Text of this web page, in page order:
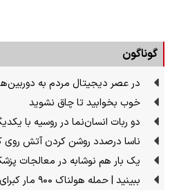
گوناگون
در عصر دیجیتال مردم به
خوب بخوابید تا چاق نشوید
دو ربات انسان‌نما در روسیه با
ناسا درصدد روشن کردن آتش روی
یک بار هم نوشابه در معالجات
ببینید | حمله هولناک ۹۰۰ مار کبرای قاتل به ساکنان مردم چین